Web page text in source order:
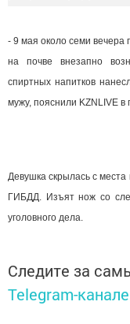
- 9 мая около семи вечера
на почве внезапно
спиртных напитков
мужу, пояснили KZNLIVE в
Девушка скрылась с
ГИБДД. Изъят нож со
уголовного дела.
Следите за
Telegram-канале